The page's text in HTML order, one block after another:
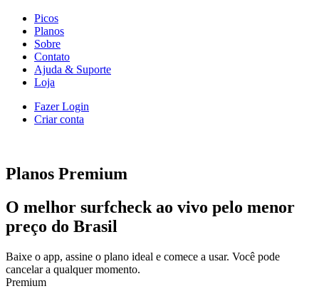
Picos
Planos
Sobre
Contato
Ajuda & Suporte
Loja
Fazer Login
Criar conta
Planos Premium
O melhor surfcheck ao vivo pelo menor
preço do Brasil
Baixe o app, assine o plano ideal e comece a usar. Você pode
cancelar a qualquer momento.
Premium